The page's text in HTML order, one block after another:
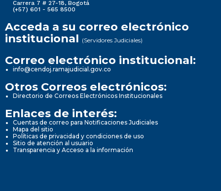
Carrera 7 # 27-18, Bogotá
(+57) 601 - 565 8500
Acceda a su correo electrónico
institucional (Servidores Judiciales)
Correo electrónico institucional:
info@cendoj.ramajudicial.gov.co
Otros Correos electrónicos:
Directorio de Correos Electrónicos Institucionales
Enlaces de interés:
Cuentas de correo para Notificaciones Judiciales
Mapa del sitio
Políticas de privacidad y condiciones de uso
Sitio de atención al usuario
Transparencia y Acceso a la información